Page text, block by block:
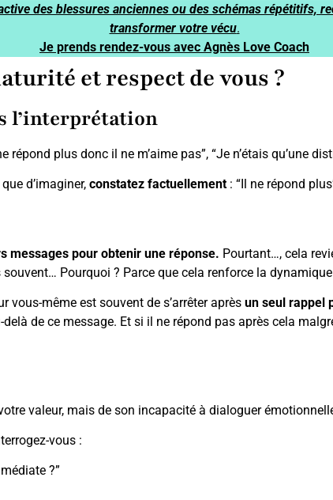
des blessures anciennes ou des schémas répétitifs,
transformer votre vécu.
Je prends rendez-vous avec Agnès Love Coach
et respect de vous ?
l’interprétation
répond plus donc il ne m’aime pas”, “Je n’étais qu’une
d’imaginer, constatez factuellement : “Il ne répond
messages pour obtenir une réponse. Pourtant…, cela
Pourquoi ? Parce que cela renforce la dynamique
vous-même est souvent de s’arrêter après un seul rappel
de ce message. Et si il ne répond pas après cela
valeur, mais de son incapacité à dialoguer
vous :
?”